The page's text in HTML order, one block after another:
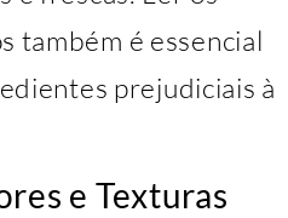
também é essencial
prejudiciais à
e Texturas